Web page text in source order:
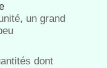
un grand
dont